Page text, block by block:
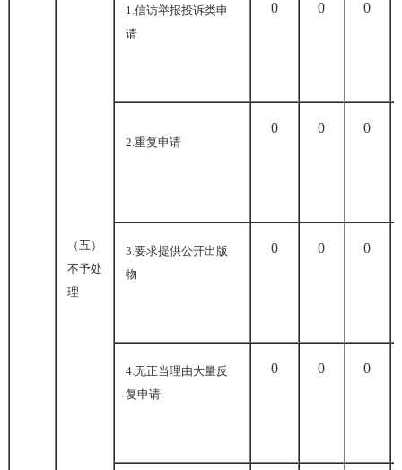
（五）
不予处
理
1.信访举报投诉类申
请
0 0 0
2.重复申请
0 0 0
3.要求提供公开出版
物
0 0 0
4.无正当理由大量反
复申请
0 0 0